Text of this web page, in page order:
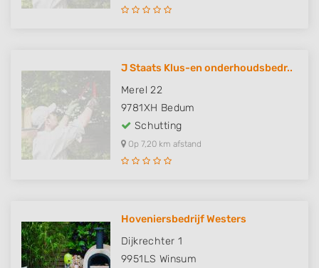
J Staats Klus-en onderhoudsbedr..
Merel 22
9781XH Bedum
Schutting
Op 7,20 km afstand
Hoveniersbedrijf Westers
Dijkrechter 1
9951LS Winsum